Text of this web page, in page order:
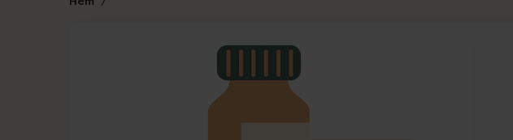
Lista: . Innehåller 1 objekt.